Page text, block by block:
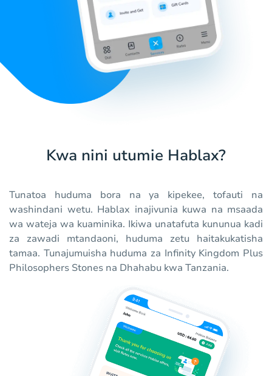
Kwa nini utumie Hablax?
Tunatoa huduma bora na ya kipekee, tofauti na
washindani wetu. Hablax inajivunia kuwa na msaada
wa wateja wa kuaminika. Ikiwa unatafuta kununua kadi
za zawadi mtandaoni, huduma zetu haitakukatisha
tamaa. Tunajumuisha huduma za Infinity Kingdom Plus
Philosophers Stones na Dhahabu kwa Tanzania.